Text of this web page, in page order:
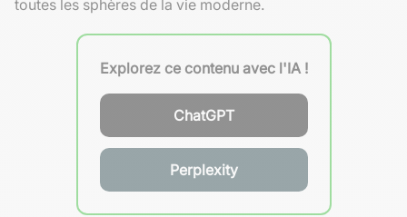
toutes les sphères de la vie moderne.
Explorez ce contenu avec l'IA !
ChatGPT
Perplexity